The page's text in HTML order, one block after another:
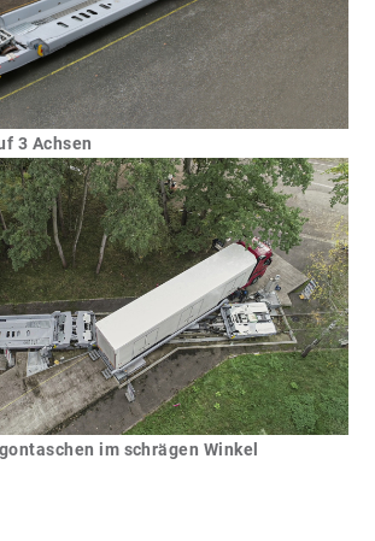
3 Achsen
im schrägen Winkel